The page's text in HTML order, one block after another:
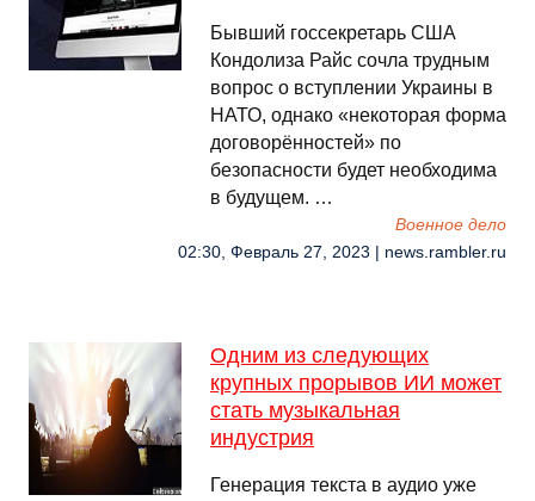
Бывший госсекретарь США
Кондолиза Райс сочла трудным
вопрос о вступлении Украины в
НАТО, однако «некоторая форма
договорённостей» по
безопасности будет необходима
в будущем. …
Военное дело
02:30, Февраль 27, 2023 | news.rambler.ru
Одним из следующих
крупных прорывов ИИ может
стать музыкальная
индустрия
Генерация текста в аудио уже